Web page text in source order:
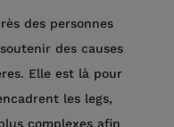
des personnes
des causes
Elle est là pour
les legs,
complexes afin